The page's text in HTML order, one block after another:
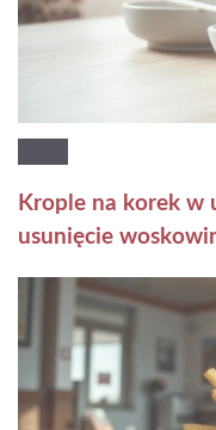
Krople na korek w
usunięcie